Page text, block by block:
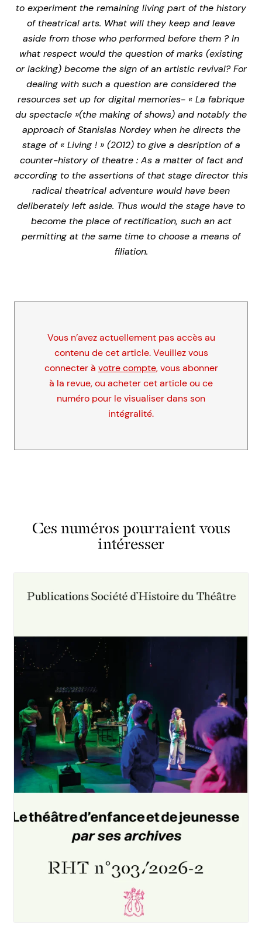
to experiment the remaining living part of the history
of theatrical arts. What will they keep and leave
aside from those who performed before them ? In
what respect would the question of marks (existing
or lacking) become the sign of an artistic revival? For
dealing with such a question are considered the
resources set up for digital memories- « La fabrique
du spectacle »(the making of shows) and notably the
approach of Stanislas Nordey when he directs the
stage of « Living ! » (2012) to give a desription of a
counter-history of theatre : As a matter of fact and
according to the assertions of that stage director this
radical theatrical adventure would have been
deliberately left aside. Thus would the stage have to
become the place of rectification, such an act
permitting at the same time to choose a means of
filiation.
Vous n’avez actuellement pas accès au
contenu de cet article. Veuillez vous
connecter à votre compte, vous abonner
à la revue, ou acheter cet article ou ce
numéro pour le visualiser dans son
intégralité.
Ces numéros pourraient vous
intéresser